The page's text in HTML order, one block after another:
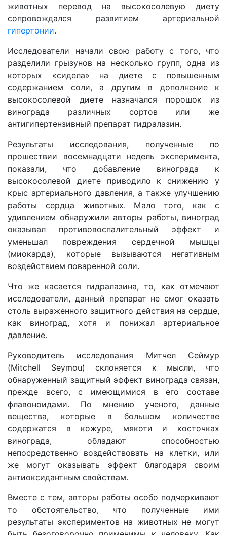
животных перевод на высокосолевую диету
сопровождался развитием артериальной
гипертонии.
Исследователи начали свою работу с того, что
разделили грызунов на несколько групп, одна из
которых «сидела» на диете с повышенным
содержанием соли, а другим в дополнение к
высокосолевой диете назначался порошок из
винограда различных сортов или же
антигипертензивный препарат гидралазин.
Результаты исследования, полученные по
прошествии восемнадцати недель эксперимента,
показали, что добавление винограда к
высокосолевой диете приводило к снижению у
крыс артериального давления, а также улучшению
работы сердца животных. Мало того, как с
удивлением обнаружили авторы работы, виноград
оказывал противовоспалительный эффект и
уменьшал повреждения сердечной мышцы
(миокарда), которые вызываются негативным
воздействием поваренной соли.
Что же касается гидралазина, то, как отмечают
исследователи, данный препарат не смог оказать
столь выраженного защитного действия на сердце,
как виноград, хотя и понижал артериальное
давление.
Руководитель исследования Митчел Сеймур
(Mitchell Seymou) склоняется к мысли, что
обнаруженный защитный эффект винограда связан,
прежде всего, с имеющимися в его составе
флавоноидами. По мнению ученого, данные
вещества, которые в большом количестве
содержатся в кожуре, мякоти и косточках
винограда, обладают способностью
непосредственно воздействовать на клетки, или
же могут оказывать эффект благодаря своим
антиоксидантным свойствам.
Вместе с тем, авторы работы особо подчеркивают
то обстоятельство, что полученные ими
результаты экспериментов на животных не могут